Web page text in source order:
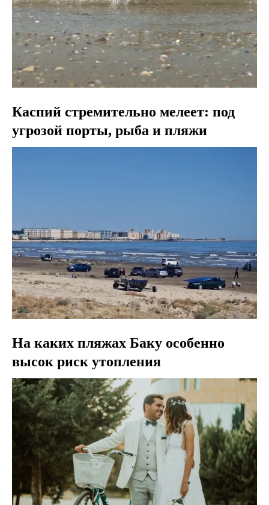
Каспий стремительно мелеет: под
угрозой порты, рыба и пляжи
На каких пляжах Баку особенно
высок риск утопления